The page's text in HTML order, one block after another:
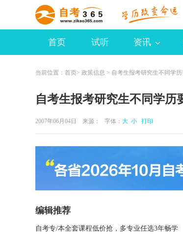
首页 试听 资讯
当前位置： 首页> 政策信息 > 自考生报考研究生不同学历
自考生报考研究生不同学历
2007年06月04日 来源： 字体： 大 小 打印
编辑推荐
自考专/本全套课程低价抢，多专业任选3年畅学